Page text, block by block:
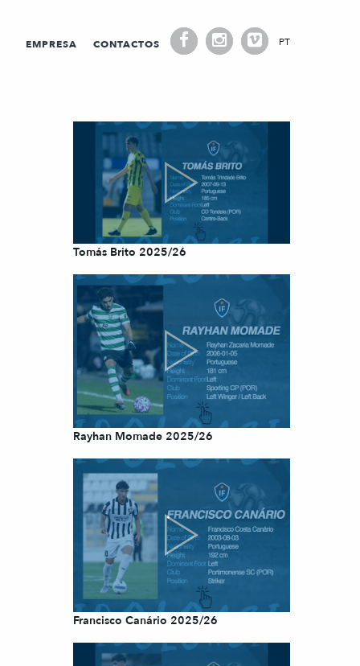
EMPRESA CONTACTOS PT
Tomás Brito 2025/26
Rayhan Momade 2025/26
Francisco Canário 2025/26